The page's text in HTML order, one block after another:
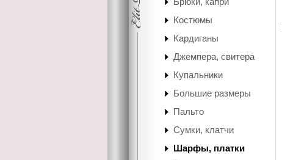
Костюмы
Кардиганы
Джемпера, свитера
Купальники
Большие размеры
Пальто
Сумки, клатчи
Шарфы, платки